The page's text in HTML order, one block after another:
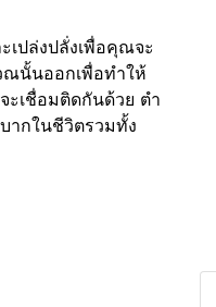
เปล่งปลั่งเพื่อคุณจะ
ณนั้นออกเพื่อทำให้
เชื่อมติดกันด้วย ตำ
ากในชีวิตรวมทั้ง